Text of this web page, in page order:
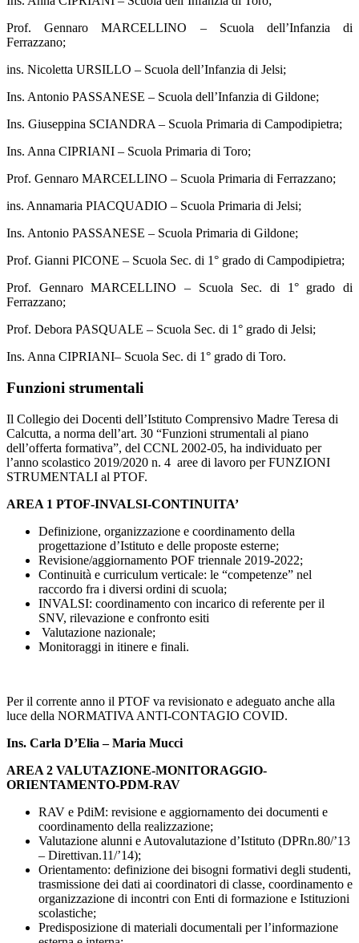
Prof. Gennaro MARCELLINO – Scuola dell’Infanzia di
Ferrazzano;
ins. Nicoletta URSILLO – Scuola dell’Infanzia di Jelsi;
Ins. Antonio PASSANESE – Scuola dell’Infanzia di Gildone;
Ins. Giuseppina SCIANDRA – Scuola Primaria di Campodipietra;
Ins. Anna CIPRIANI – Scuola Primaria di Toro;
Prof. Gennaro MARCELLINO – Scuola Primaria di Ferrazzano;
ins. Annamaria PIACQUADIO – Scuola Primaria di Jelsi;
Ins. Antonio PASSANESE – Scuola Primaria di Gildone;
Prof. Gianni PICONE – Scuola Sec. di 1° grado di Campodipietra;
Prof. Gennaro MARCELLINO – Scuola Sec. di 1° grado di
Ferrazzano;
Prof. Debora PASQUALE – Scuola Sec. di 1° grado di Jelsi;
Ins. Anna CIPRIANI– Scuola Sec. di 1° grado di Toro.
Funzioni strumentali
Il Collegio dei Docenti dell’Istituto Comprensivo Madre Teresa di
Calcutta, a norma dell’art. 30 “Funzioni strumentali al piano
dell’offerta formativa”, del CCNL 2002-05, ha individuato per
l’anno scolastico 2019/2020 n. 4 aree di lavoro per FUNZIONI
STRUMENTALI al PTOF.
AREA 1 PTOF-INVALSI-CONTINUITA’
Definizione, organizzazione e coordinamento della
progettazione d’Istituto e delle proposte esterne;
Revisione/aggiornamento POF triennale 2019-2022;
Continuità e curriculum verticale: le “competenze” nel
raccordo fra i diversi ordini di scuola;
INVALSI: coordinamento con incarico di referente per il
SNV, rilevazione e confronto esiti
Valutazione nazionale;
Monitoraggi in itinere e finali.
Per il corrente anno il PTOF va revisionato e adeguato anche alla
luce della NORMATIVA ANTI-CONTAGIO COVID.
Ins. Carla D’Elia – Maria Mucci
AREA 2 VALUTAZIONE-MONITORAGGIO-
ORIENTAMENTO-PDM-RAV
RAV e PdiM: revisione e aggiornamento dei documenti e
coordinamento della realizzazione;
Valutazione alunni e Autovalutazione d’Istituto (DPRn.80/’13
– Direttivan.11/’14);
Orientamento: definizione dei bisogni formativi degli studenti,
trasmissione dei dati ai coordinatori di classe, coordinamento e
organizzazione di incontri con Enti di formazione e Istituzioni
scolastiche;
Predisposizione di materiali documentali per l’informazione